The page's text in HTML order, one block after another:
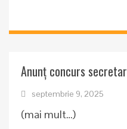
Anunț concurs secretar
septembrie 9, 2025
(mai mult…)